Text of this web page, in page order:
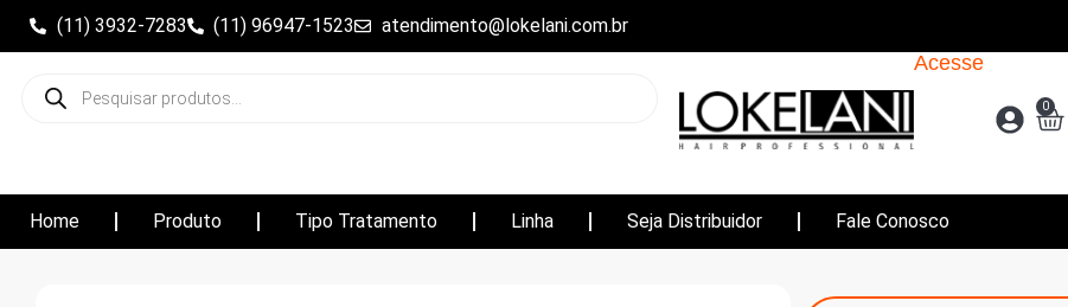
(11) 3932-7283 (11) 96947-1523 atendimento@lokelani.com.br
Acesse
0
Home Produto Tipo Tratamento Linha Seja Distribuidor Fale Conosco